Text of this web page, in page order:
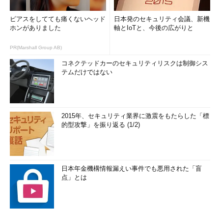
ピアスをしてても痛くないヘッド
ホンがありました
PR(Marshall Group AB)
日本発のセキュリティ会議、新機
軸とIoTと、今後の広がりと
コネクテッドカーのセキュリティリスクは制御シス
テムだけではない
2015年、セキュリティ業界に激震をもたらした「標
的型攻撃」を振り返る (1/2)
日本年金機構情報漏えい事件でも悪用された「盲
点」とは